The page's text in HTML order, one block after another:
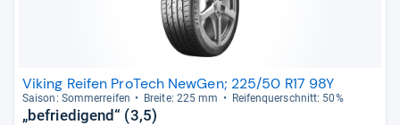
Viking Reifen ProTech NewGen; 225/50 R17 98Y
Sai­son: Som­mer­rei­fen Breite: 225 mm Rei­fen­quer­schnitt: 50%
„befriedigend“ (3,5)